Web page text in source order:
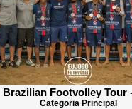
Brazilian Footvolley Tour
Categoria Principal